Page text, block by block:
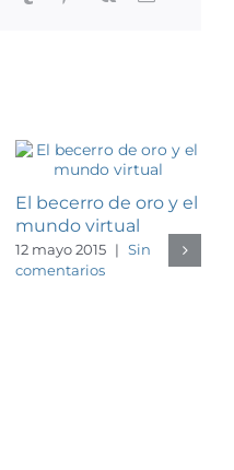
El becerro de oro y el
mundo virtual
12 mayo 2015 | Sin
comentarios